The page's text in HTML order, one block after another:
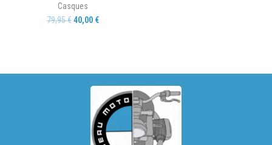
Casques
79,95€ 40,00 €